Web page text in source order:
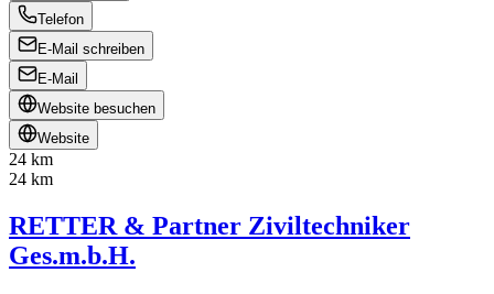
Telefon
E-Mail schreiben
E-Mail
Website besuchen
Website
24 km
24 km
RETTER & Partner Ziviltechniker
Ges.m.b.H.